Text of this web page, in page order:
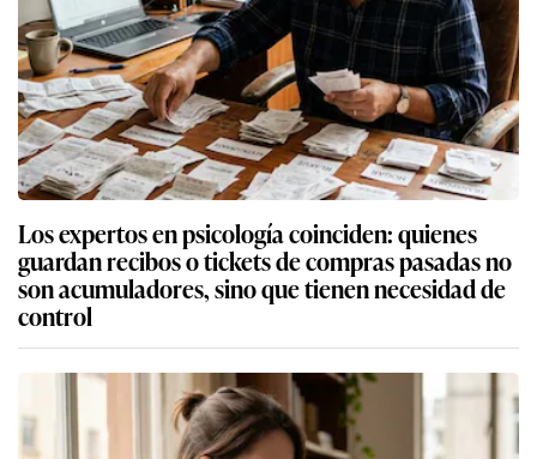
Los expertos en psicología coinciden: quienes
guardan recibos o tickets de compras pasadas no
son acumuladores, sino que tienen necesidad de
control